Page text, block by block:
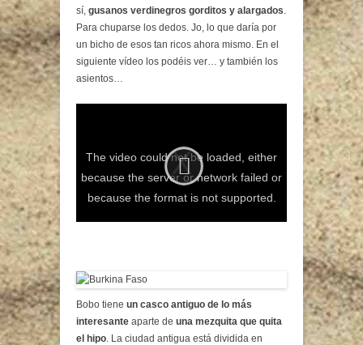
sí, gusanos verdinegros gorditos y alargados
Para chuparse los dedos. Jo, lo que daría por
un bicho de esos tan ricos ahora mismo. En el
siguiente vídeo los podéis ver… y también los
asientos…
The video could not be loaded, either
because the server or network failed or
because the format is not supported.
Bobo tiene un casco antiguo de lo más
interesante aparte de una mezquita que quita
el hipo . La ciudad antigua está dividida en